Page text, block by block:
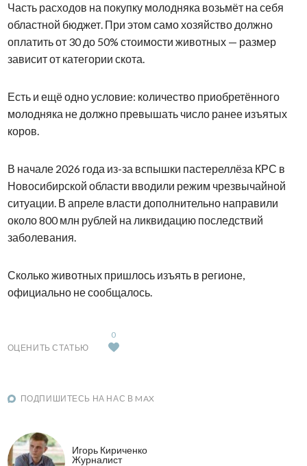
Часть расходов на покупку молодняка возьмёт на себя
областной бюджет. При этом само хозяйство должно
оплатить от 30 до 50% стоимости животных — размер
зависит от категории скота.
Есть и ещё одно условие: количество приобретённого
молодняка не должно превышать число ранее изъятых
коров.
В начале 2026 года из-за вспышки пастереллёза КРС в
Новосибирской области вводили режим чрезвычайной
ситуации. В апреле власти дополнительно направили
около 800 млн рублей на ликвидацию последствий
заболевания.
Сколько животных пришлось изъять в регионе,
официально не сообщалось.
ОЦЕНИТЬ СТАТЬЮ
0
ПОДПИШИТЕСЬ НА НАС В MAX
Игорь Кириченко
Журналист